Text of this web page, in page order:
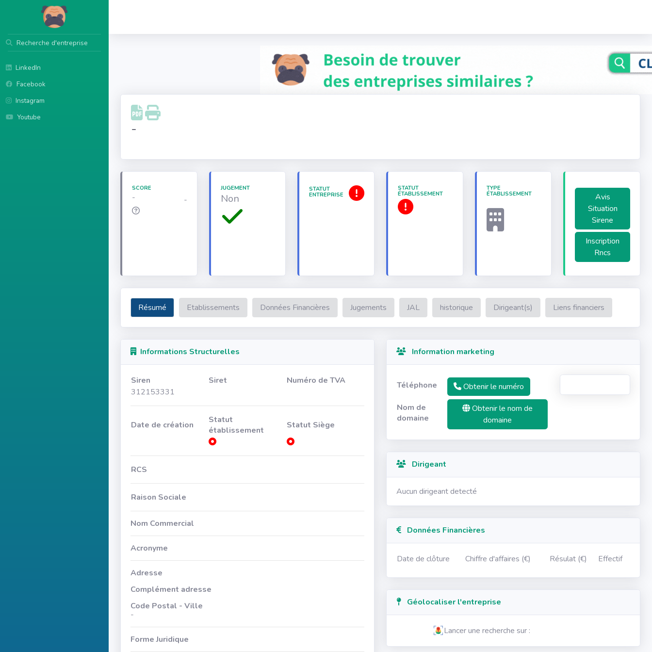
Recherche d'entreprise
LinkedIn
Facebook
Instagram
Youtube
-
SCORE
- -
JUGEMENT
Non
STATUT
ENTREPRISE
STATUT
ÉTABLISSEMENT
TYPE
ÉTABLISSEMENT
Avis
Situation
Sirene
Inscription
Rncs
Résumé Etablissements Données Financières Jugements JAL historique Dirigeant(s) Liens financiers
Informations Structurelles
Siren Siret
Numéro de TVA
312153331
Date de création
Statut
établissement
Statut Siège
RCS
Raison Sociale
Nom Commercial
Acronyme
Adresse
Complément adresse
Code Postal - Ville
-
Forme Juridique
Information marketing
Téléphone
Obtenir le numéro
Nom de
domaine
Obtenir le nom de
domaine
Dirigeant
Aucun dirigeant detecté
Données Financières
Date de clôture Chiffre d'affaires (€) Résulat (€) Effectif
Géolocaliser l'entreprise
Lancer une recherche sur :